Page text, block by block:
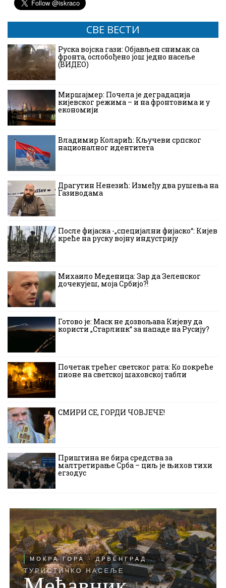
СВЕ ВЕСТИ
Руска војска гази: Објављен снимак са
фронта, ослобођено још једно насеље
(ВИДЕО)
Миршајмер: Почела је деградација
кијевског режима – и на фронтовима и у
економији
Владимир Коларић: Кључеви српског
националног идентитета
Драгутин Ненезић: Између два рушења на
Газиводама
После фијаска -„специјални фијаско“: Кијев
креће на руску војну индустрију
Михаило Меденица: Зар да Зеленског
дочекујеш, моја Србијо?!
Готово је: Маск не дозвољава Кијеву да
користи „Старлинк“ за нападе на Русију?
Почетак трећег светског рата: Ко покреће
пионе на светској шаховској табли
СМИРИ СЕ, ГОРДИ ЧОВЈЕЧЕ!
Приштина не бира средства за
малтретирање Срба – циљ је њихов тихи
егзодус